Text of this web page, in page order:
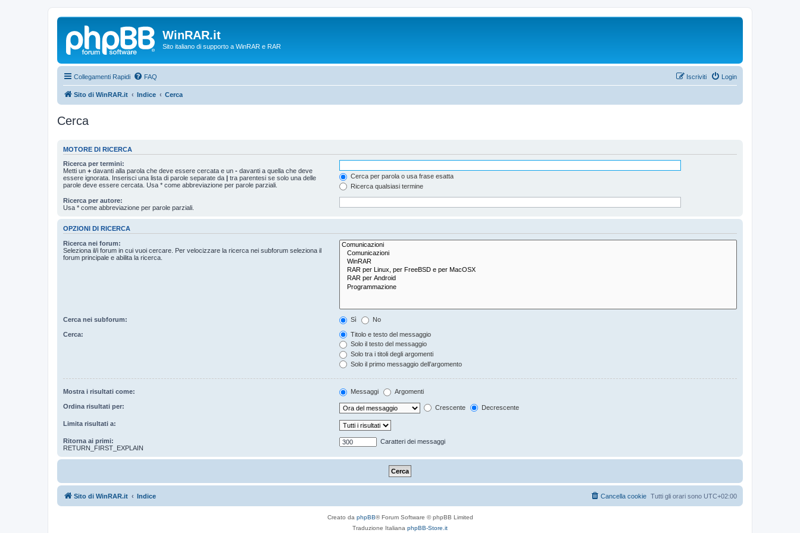
WinRAR.it
Sito italiano di supporto a WinRAR e RAR
Collegamenti Rapidi FAQ Login
Iscriviti
Sito di WinRAR.it Indice Cerca
Cerca
MOTORE DI RICERCA
Ricerca per termini:
Metti un + davanti alla parola che deve essere cercata e un - davanti a quella che deve
essere ignorata. Inserisci una lista di parole separate da | tra parentesi se solo una delle
parole deve essere cercata. Usa * come abbreviazione per parole parziali.
Cerca per parola o usa frase esatta
Ricerca qualsiasi termine
Ricerca per autore:
Usa * come abbreviazione per parole parziali.
OPZIONI DI RICERCA
Ricerca nei forum:
Seleziona il/i forum in cui vuoi cercare. Per velocizzare la ricerca nei subforum seleziona il
forum principale e abilita la ricerca.
Cerca nei subforum: Sì No
Cerca:
Titolo e testo del messaggio
Solo il testo del messaggio
Solo tra i titoli degli argomenti
Solo il primo messaggio dell’argomento
Mostra i risultati come: Messaggi Argomenti
Ordina risultati per: Crescente Decrescente
Limita risultati a:
Ritorna ai primi:
RETURN_FIRST_EXPLAIN
Caratteri dei messaggi
Sito di WinRAR.it Indice Tutti gli orari sono UTC+02:00
Cancella cookie
Creato da phpBB® Forum Software © phpBB Limited
Traduzione Italiana phpBB-Store.it